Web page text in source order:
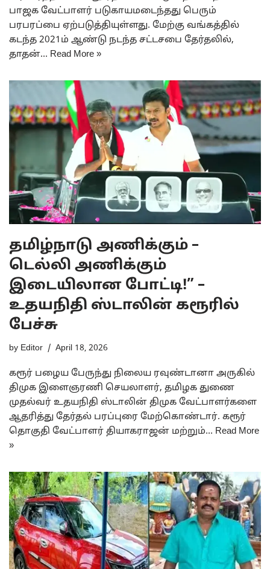
பாஜக வேட்பாளர் படுகாயமடைந்தது பெரும்
பரபரப்பை ஏற்படுத்தியுள்ளது. மேற்கு வங்கத்தில்
கடந்த 2021ம் ஆண்டு நடந்த சட்டசபை தேர்தலில்,
தாதன்… Read More »
தமிழ்நாடு அணிக்கும் –
டெல்லி அணிக்கும்
இடையிலான போட்டி!” –
உதயநிதி ஸ்டாலின் கரூரில்
பேச்சு
by Editor April 18, 2026
கரூர் பழைய பேருந்து நிலைய ரவுண்டானா அருகில்
திமுக இளைஞரணி செயலாளர், தமிழக துணை
முதல்வர் உதயநிதி ஸ்டாலின் திமுக வேட்பாளர்களை
ஆதரித்து தேர்தல் பரப்புரை மேற்கொண்டார். கரூர்
தொகுதி வேட்பாளர் தியாகராஜன் மற்றும்… Read More
»